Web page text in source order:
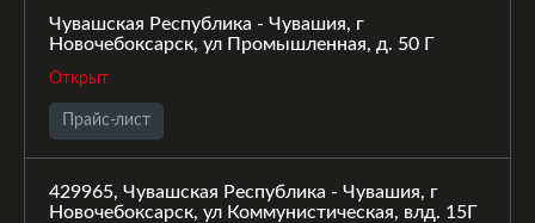
Чувашская Республика - Чувашия, г
Новочебоксарск, ул Промышленная, д. 50 Г
Открыт
Прайс-лист
429965, Чувашская Республика - Чувашия, г
Новочебоксарск, ул Коммунистическая, влд. 15Г